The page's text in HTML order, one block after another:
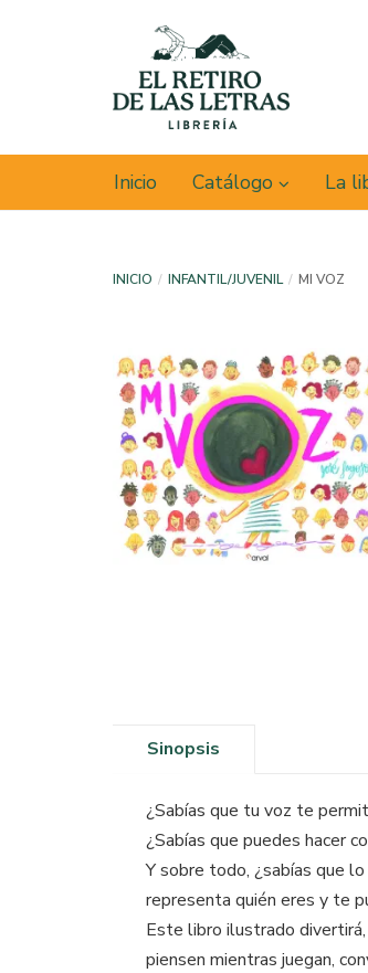
Inicio Catálogo La
INICIO INFANTIL/JUVENIL MI VOZ
Sinopsis
¿Sabías que tu voz te
¿Sabías que puedes hacer
Y sobre todo, ¿sabías que
representa quién eres y te
Este libro ilustrado
piensen mientras juegan,